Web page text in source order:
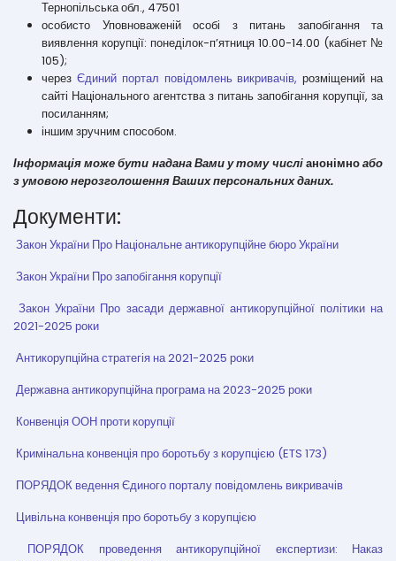
Тернопільська обл., 47501
особисто Уповноваженій особі з питань запобігання та
виявлення корупції: понеділок-п’ятниця 10.00-14.00 (кабінет №
105);
через Єдиний портал повідомлень викривачів, розміщений на
сайті Національного агентства з питань запобігання корупції, за
посиланням;
іншим зручним способом.
Інформація може бути надана Вами у тому числіанонімноабо
з умовою нерозголошення Ваших персональних даних.
Документи:
Закон України Про Національне антикорупційне бюро України
Закон України Про запобігання корупції
Закон України Про засади державної антикорупційної політики на
2021-2025 роки
Антикорупційна стратегія на 2021-2025 роки
Державна антикорупційна програма на 2023-2025 роки
Конвенція ООН проти корупції
Кримінальна конвенція про боротьбу з корупцією (ETS 173)
ПОРЯДОК ведення Єдиного порталу повідомлень викривачів
Цивільна конвенція про боротьбу з корупцією
ПОРЯДОК проведення антикорупційної експертизи: Наказ